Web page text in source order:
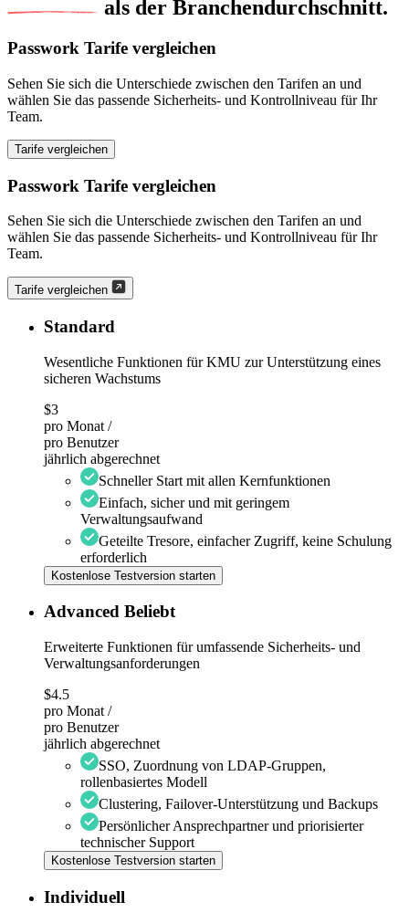
als der Branchendurchschnitt.
Passwork Tarife vergleichen
Sehen Sie sich die Unterschiede zwischen den Tarifen an und
wählen Sie das passende Sicherheits- und Kontrollniveau für Ihr
Team.
Tarife vergleichen
Passwork Tarife vergleichen
Sehen Sie sich die Unterschiede zwischen den Tarifen an und
wählen Sie das passende Sicherheits- und Kontrollniveau für Ihr
Team.
Tarife vergleichen
Standard
Wesentliche Funktionen für KMU zur Unterstützung eines
sicheren Wachstums
$3
pro Monat /
pro Benutzer
jährlich abgerechnet
Schneller Start mit allen Kernfunktionen
Einfach, sicher und mit geringem
Verwaltungsaufwand
Geteilte Tresore, einfacher Zugriff, keine Schulung
erforderlich
Kostenlose Testversion starten
Advanced Beliebt
Erweiterte Funktionen für umfassende Sicherheits- und
Verwaltungsanforderungen
$4.5
pro Monat /
pro Benutzer
jährlich abgerechnet
SSO, Zuordnung von LDAP-Gruppen,
rollenbasiertes Modell
Clustering, Failover-Unterstützung und Backups
Persönlicher Ansprechpartner und priorisierter
technischer Support
Kostenlose Testversion starten
Individuell